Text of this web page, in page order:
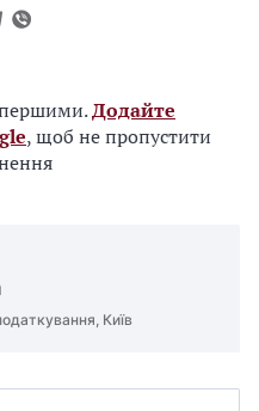
першими.Додайте
, щоб не пропустити
Київ